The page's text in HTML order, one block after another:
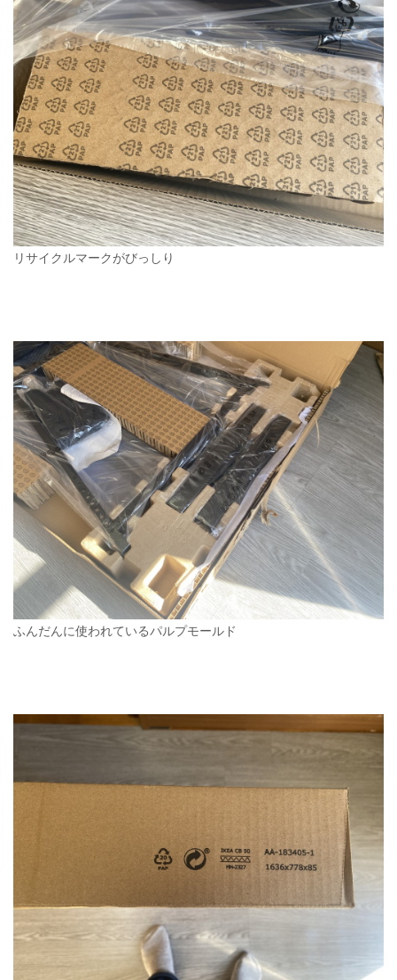
リサイクルマークがびっしり
ふんだんに使われているパルプモールド